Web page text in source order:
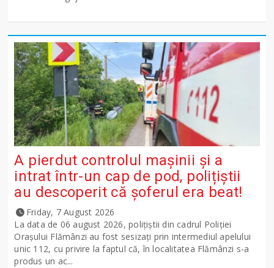
A pierdut controlul mașinii și a
intrat într-un cap de pod, polițiștii
au descoperit că șoferul era beat!
Friday, 7 August 2026
La data de 06 august 2026, polițiștii din cadrul Poliției
Orașului Flămânzi au fost sesizați prin intermediul apelului
unic 112, cu privire la faptul că, în localitatea Flămânzi s-a
produs un ac...